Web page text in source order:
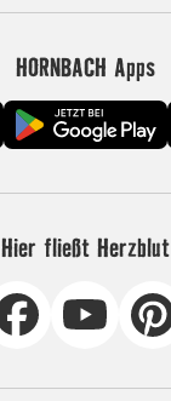
HORNBACH Apps
Hier fließt Herzblut